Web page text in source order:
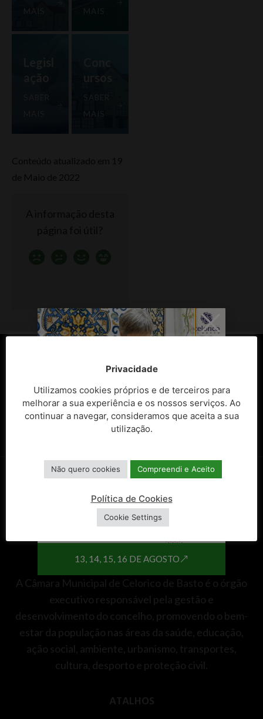
MAIS
ursos
MAIS
A Câmara Municipal de Celorico de Basto é o órgão
executivo responsável pela gestão e
desenvolvimento do concelho, promovendo o bem-
estar da população nas áreas da saúde, educação,
ação social, ambiente, urbanismo, transportes,
cultura, desporto e proteção civil.
ATALHOS
Privacidade
Utilizamos cookies próprios e de terceiros para
melhorar a sua experiência e os nossos serviços. Ao
continuar a navegar, consideramos que aceita a sua
utilização.
Não quero cookies Compreendi e Aceito
Política de Cookies
Cookie Settings
13, 14, 15, 16 DE AGOSTO